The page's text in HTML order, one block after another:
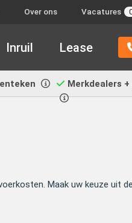
Over ons Vacatures
Inruil Lease
Merkdealers
Maak uw keuze uit